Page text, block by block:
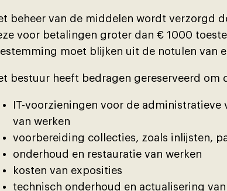
beheer van de middelen wordt verzorgd
voor betalingen groter dan € 1000
moet blĳken uit de notulen van
bestuur heeft bedragen gereserveerd om
IT-voorzieningen voor de
van werken
voorbereiding collecties, zoals inlĳsten,
onderhoud en restauratie van werken
kosten van exposities
technisch onderhoud en actualisering